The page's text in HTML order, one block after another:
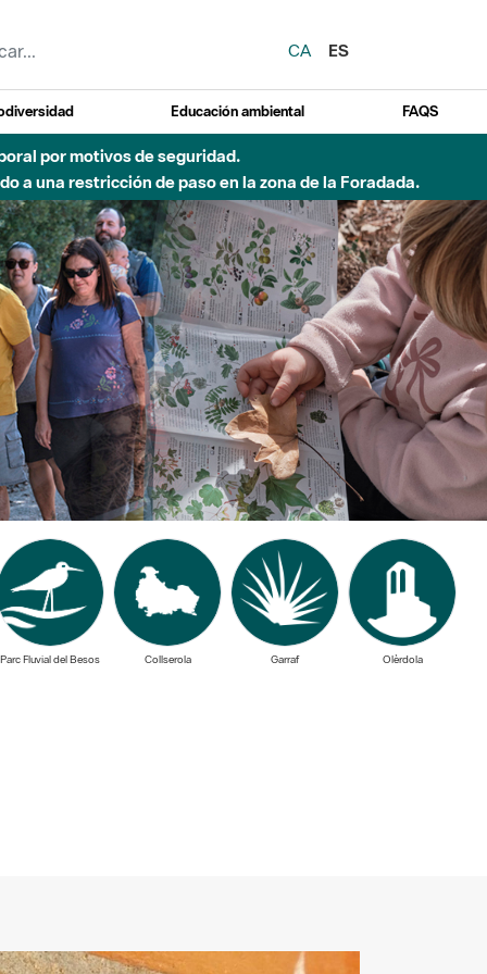
CA ES
Educación ambiental FAQS
obras de construcción de una pasarela sobre el río
Parc Fluvial del Besos Olèrdola